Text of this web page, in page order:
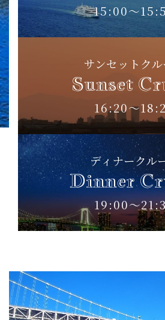
15:00〜
サンセットク
Sunset
16:20〜
ディナークル
Dinner
19:00〜